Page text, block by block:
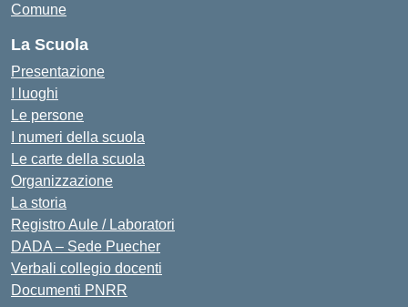
Comune
La Scuola
Presentazione
I luoghi
Le persone
I numeri della scuola
Le carte della scuola
Organizzazione
La storia
Registro Aule / Laboratori
DADA – Sede Puecher
Verbali collegio docenti
Documenti PNRR